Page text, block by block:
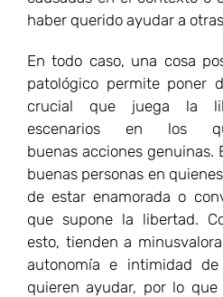
esto, tienden a
autonomía e intimidad
quieren ayudar, por lo
pendiente resbaladiza
su propio criterio de bien
dicen querer ayudar.
un gran daño. Es el drama
intento por hacer el bien,
sus vidas la humildad –que
un requisito
respetando a la otra
cooptar su voluntad. En el
acciones para ayudar